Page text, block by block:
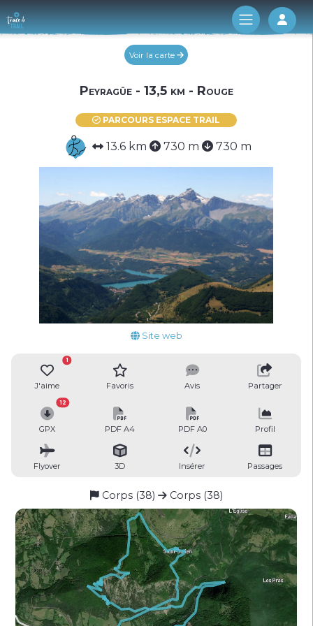
Log
Voir la carte
Peyragüe - 13,5 km - Rouge
PARCOURS ESPACE TRAIL
13.6 km 730 m 730 m
Site web
J'aime
1
Favoris Avis Partager
GPX
12
PDF A4 PDF A0 Profil
Flyover 3D Insérer Passages
Corps (38) Corps (38)